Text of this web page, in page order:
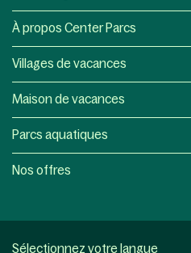
À propos Center Parcs
Villages de vacances
Maison de vacances
Parcs aquatiques
Nos offres
Sélectionnez votre langue